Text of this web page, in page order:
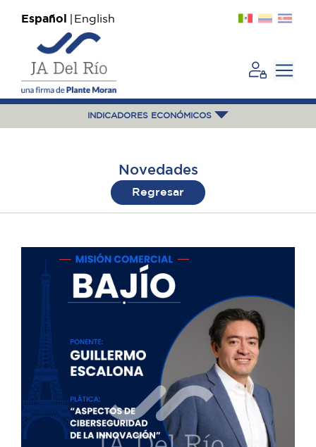
Español English
INDICADORES ECONÓMICOS
Novedades
Regresar